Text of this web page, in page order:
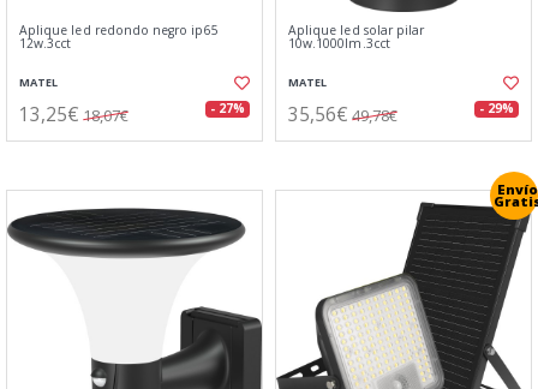
Aplique led redondo negro ip65
12w.3cct
MATEL
13,25€ 18,07€ - 27%
Aplique led solar pilar
10w.1000lm.3cct
MATEL
35,56€ 49,78€ - 29%
Envío